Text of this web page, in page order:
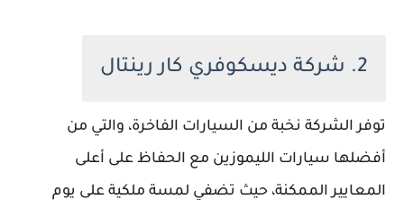
2. شركة ديسكوفري كار رينتال
توفر الشركة نخبة من السيارات الفاخرة، والتي من
أفضلها سيارات الليموزين مع الحفاظ على أعلى
المعايير الممكنة، حيث تضفي لمسة ملكية على يوم